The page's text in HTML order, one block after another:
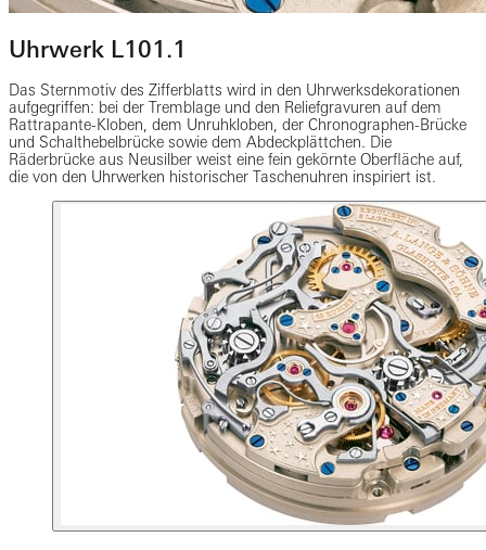
Uhrwerk L101.1
Das Sternmotiv des Zifferblatts wird in den Uhrwerksdekorationen
aufgegriffen: bei der Tremblage und den Reliefgravuren auf dem
Rattrapante-Kloben, dem Unruhkloben, der Chronographen-Brücke
und Schalthebelbrücke sowie dem Abdeckplättchen. Die
Räderbrücke aus Neusilber weist eine fein gekörnte Oberfläche auf,
die von den Uhrwerken historischer Taschenuhren inspiriert ist.